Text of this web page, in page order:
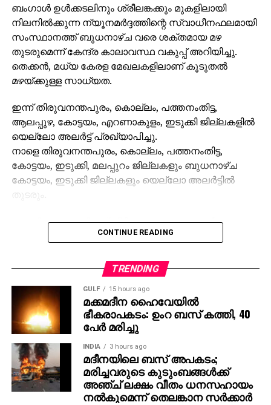
ബംഗാള്‍ ഉള്‍ക്കടലിനും ശ്രീലങ്കക്കും മുകളിലായി
നിലനില്‍ക്കുന്ന ന്യൂനമര്‍ദ്ദത്തിന്റെ സ്വാധീനഫലമായി
സംസ്ഥാനത്ത് ബുധനാഴ്ച വരെ ശക്തമായ മഴ
തുടരുമെന്ന് കേന്ദ്ര കാലാവസ്ഥ വകുപ്പ് അറിയിച്ചു.
തെക്കന്‍, മധ്യ കേരള മേഖലകളിലാണ് കൂടുതല്‍
മഴയ്ക്കുള്ള സാധ്യത.
ഇന്ന് തിരുവനന്തപുരം, കൊല്ലം, പത്തനംതിട്ട,
ആലപ്പുഴ, കോട്ടയം, എറണാകുളം, ഇടുക്കി ജില്ലകളില്‍
യെല്ലോ അലര്‍ട്ട് പ്രഖ്യാപിച്ചു.
നാളെ തിരുവനന്തപുരം, കൊല്ലം, പത്തനംതിട്ട,
കോട്ടയം, ഇടുക്കി, മലപ്പുറം ജില്ലകളും ബുധനാഴ്ച
കോട്ടയം, ഇടുക്കി ജില്ലകളും യെല്ലോ അലര്‍ട്ടില്‍
ശബരിമല മകരവിളക്ക് തീര്‍ത്ഥാടനം പുരോഗമിക്കുന്ന
സാഹചര്യത്തില്‍ സന്നിധാനം, പമ്പ, നിലക്കല്‍
മഴയ്ക്കുള്ള സാധ്യതയെ കുറിച്ച് കാലാവസ്ഥ വകുപ്പ്
പ്രത്യേക മുന്നറിയിപ്പ് നല്‍കിയിട്ടുണ്ട്.
തീര്‍ത്ഥാടകര്‍ മുന്‍കരുതലുകള്‍ സ്വീകരിക്കണമെന്ന്
അധികൃതര്‍ അറിയിച്ചു.
CONTINUE READING
TRENDING
GULF 15 hours ago
മക്കമദീന ഹൈവേയില്‍
ഭീകരാപകടം: ഉംറ ബസ് കത്തി, 40
പേര്‍ മരിച്ചു
INDIA 3 hours ago
മദീനയിലെ ബസ് അപകടം;
മരിച്ചവരുടെ കുടുംബങ്ങള്‍ക്ക്
അഞ്ച് ലക്ഷം വീതം ധനസഹായം
നല്‍കുമെന്ന് തെലങ്കാന സര്‍ക്കാര്‍